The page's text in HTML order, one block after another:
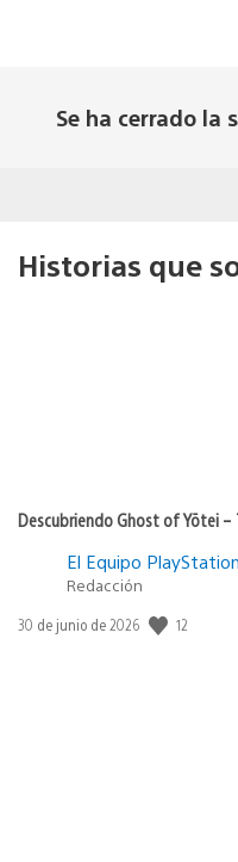
Se ha cerrado la
Historias que
Descubriendo Ghost of Yōtei
El Equipo PlayStation
Redacción
Fecha
30 de junio de 2026 12